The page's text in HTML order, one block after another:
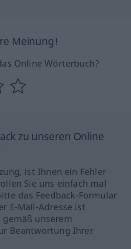
Meinung!
Online Wörterbuch?
zu unseren Online
ist Ihnen ein Fehler
Sie uns einfach mal
das Feedback-Formular
E-Mail-Adresse ist
unserem
Beantwortung Ihrer